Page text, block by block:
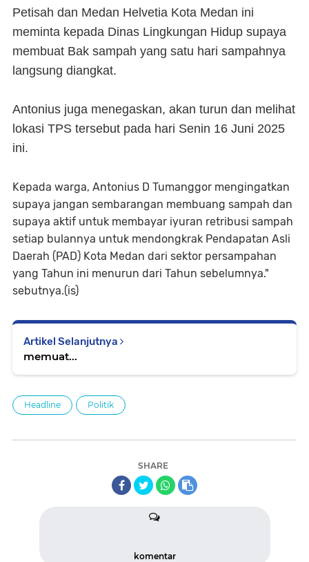
Petisah dan Medan Helvetia Kota Medan ini
meminta kepada Dinas Lingkungan Hidup supaya
membuat Bak sampah yang satu hari sampahnya
langsung diangkat.
Antonius juga menegaskan, akan turun dan melihat
lokasi TPS tersebut pada hari Senin 16 Juni 2025
ini.
Kepada warga, Antonius D Tumanggor mengingatkan
supaya jangan sembarangan membuang sampah dan
supaya aktif untuk membayar iyuran retribusi sampah
setiap bulannya untuk mendongkrak Pendapatan Asli
Daerah (PAD) Kota Medan dari sektor persampahan
yang Tahun ini menurun dari Tahun sebelumnya."
sebutnya.(is)
Artikel Selanjutnya
memuat...
Headline Politik
SHARE
komentar